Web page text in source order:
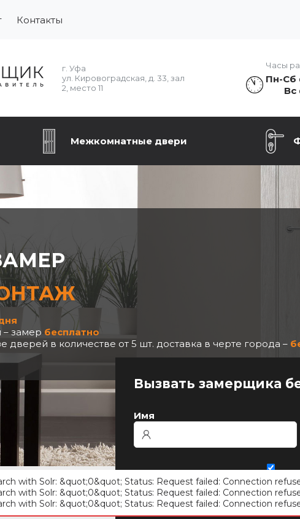
Контакты
г. Уфа
ул. Кировоградская, д. 33, зал
2, место 11
Часы
Пн-Сб
Вс
Межкомнатные двери
замер бесплатно
в количестве от 5 шт. доставка в черте города –
Вызвать замерщика
Стоимость замера —400 руб При
Имя
Cогласен с Политикой
Согласен сПолитикой
Страница сайта
with Solr: &quot;0&quot; Status: Request failed: Connection
with Solr: &quot;0&quot; Status: Request failed: Connection
with Solr: &quot;0&quot; Status: Request failed: Connection